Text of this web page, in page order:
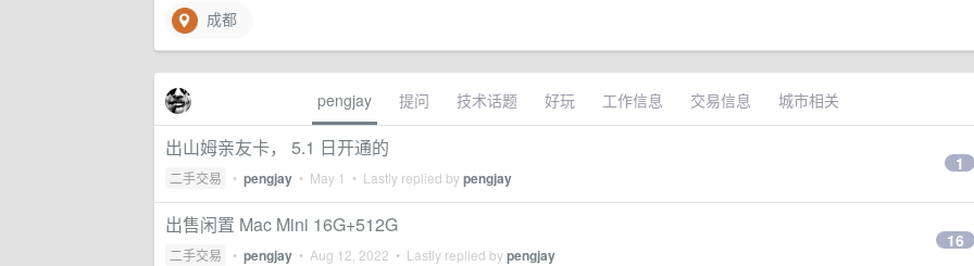
成都
pengjay 提问 技术话题 好玩 工作信息 交易信息 城市相关
出山姆亲友卡， 5.1 日开通的
二手交易 • pengjay • May 1 • Lastly replied bypengjay
1
出售闲置 Mac Mini 16G+512G
二手交易 • pengjay • Aug 12, 2022 • Lastly replied bypengjay
16